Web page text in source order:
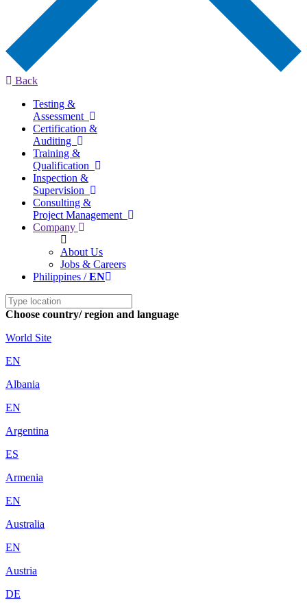
Back
Testing &
Assessment
Certification &
Auditing
Training &
Qualification
Inspection &
Supervision
Consulting &
Project Management
Company
About Us
Jobs & Careers
Philippines /EN
Choose country/ region and language
World Site
EN
Albania
EN
Argentina
ES
Armenia
EN
Australia
EN
Austria
DE